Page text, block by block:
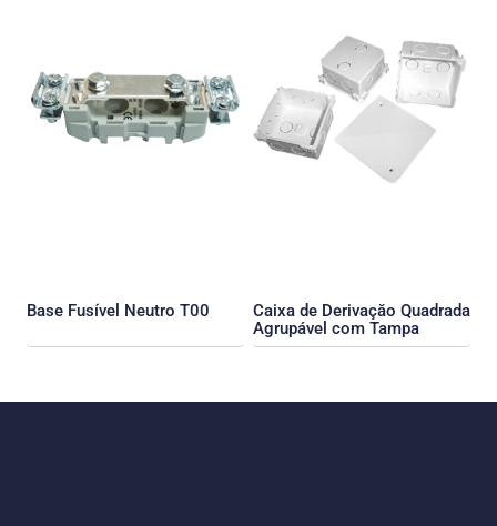
Base Fusível Neutro T00
Caixa de Derivaçăo Quadrada
Agrupável com Tampa